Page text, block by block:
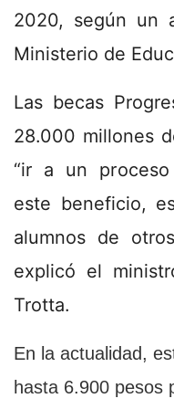
2020, según un
Ministerio de
Las becas
28.000 millones
“ir a un proceso
este beneficio,
alumnos de
explicó el
Trotta.
En la actualidad,
hasta 6.900 pesos